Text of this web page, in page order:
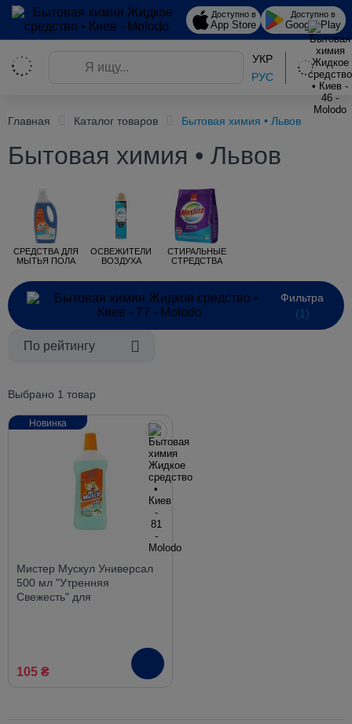
Доступно в
App Store
Доступно в
Google Play
УКР
РУС
Главная Каталог товаров Бытовая химия • Львов
Бытовая химия • Львов
СРЕДСТВА ДЛЯ
МЫТЬЯ ПОЛА
ОСВЕЖИТЕЛИ
ВОЗДУХА
СТИРАЛЬНЫЕ
СТРЕДСТВА
Фильтра
(1)
По рейтингу
Выбрано 1 товар
Мистер Мускул Универсал
500 мл "Утренняя
Свежесть" для
105 ₴
Новинка